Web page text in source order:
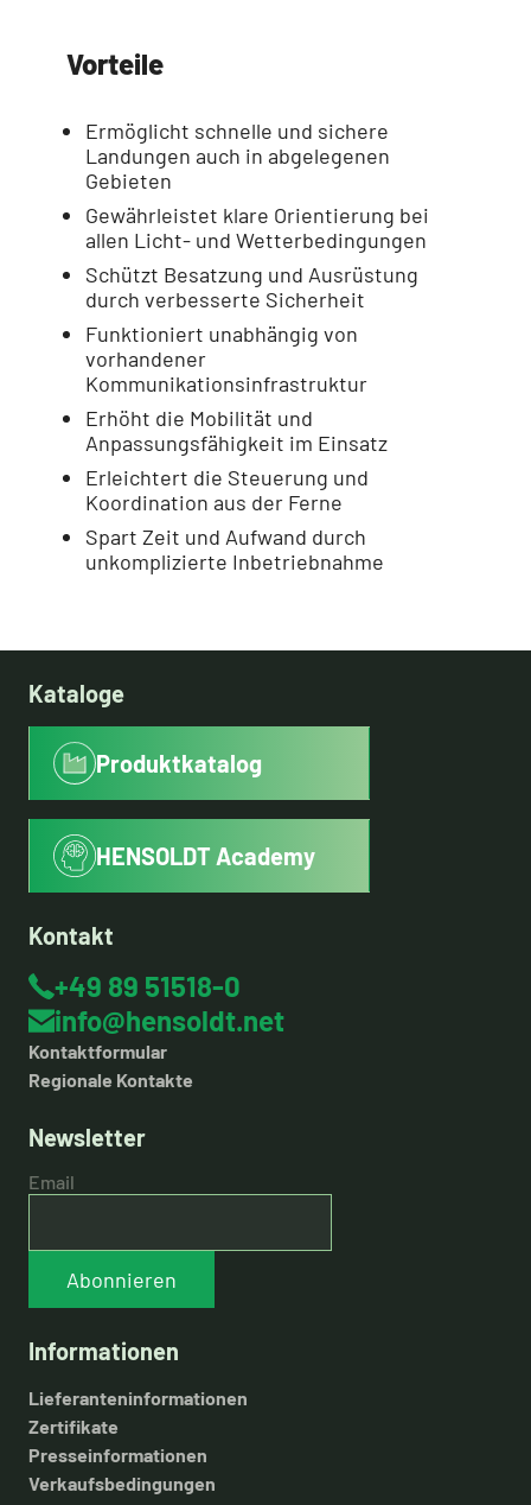
Vorteile
Ermöglicht schnelle und sichere
Landungen auch in abgelegenen
Gebieten
Gewährleistet klare Orientierung bei
allen Licht- und Wetterbedingungen
Schützt Besatzung und Ausrüstung
durch verbesserte Sicherheit
Funktioniert unabhängig von
vorhandener
Kommunikationsinfrastruktur
Erhöht die Mobilität und
Anpassungsfähigkeit im Einsatz
Erleichtert die Steuerung und
Koordination aus der Ferne
Spart Zeit und Aufwand durch
unkomplizierte Inbetriebnahme
Kataloge
Produktkatalog
HENSOLDT Academy
Kontakt
+49 89 51518-0
info@hensoldt.net
Kontaktformular
Regionale Kontakte
Newsletter
Email
Abonnieren
Informationen
Lieferanteninformationen
Zertifikate
Presseinformationen
Verkaufsbedingungen